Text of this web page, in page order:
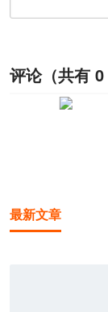
评论（共有 0
最新文章